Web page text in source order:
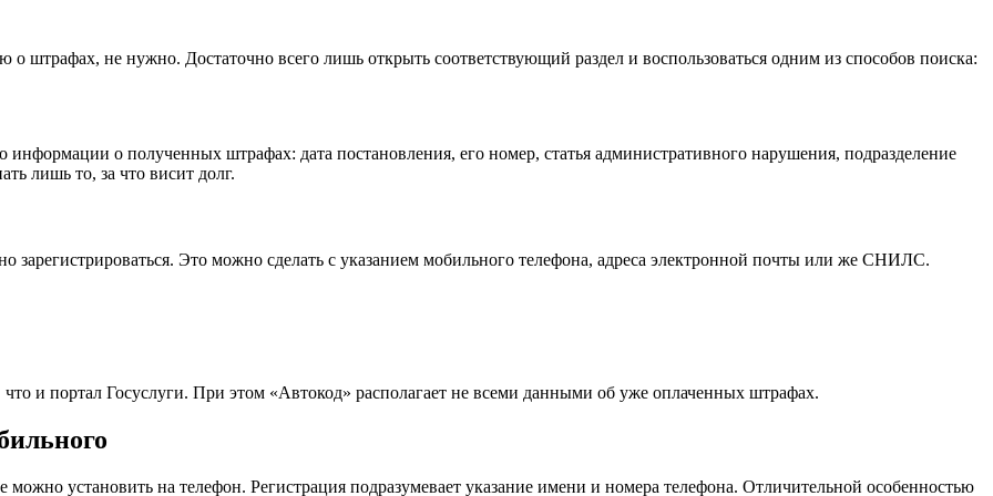
штрафах, не нужно. Достаточно всего лишь открыть соответствующий раздел и воспользоваться одним из способов поиска:
о полученных штрафах: дата постановления, его номер, статья административного нарушения, подразделение
лишь то, за что висит долг.
Это можно сделать с указанием мобильного телефона, адреса электронной почты или же СНИЛС.
и портал Госуслуги. При этом «Автокод» располагает не всеми данными об уже оплаченных штрафах.
установить на телефон. Регистрация подразумевает указание имени и номера телефона. Отличительной особенностью